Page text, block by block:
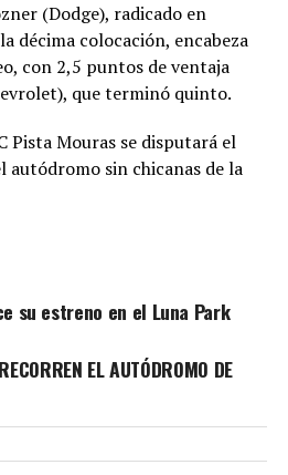
(Dodge), radicado en
décima colocación, encabeza
con 2,5 puntos de ventaja
que terminó quinto.
Pista Mouras se disputará el
autódromo sin chicanas de la
su estreno en el Luna Park
EL AUTÓDROMO DE